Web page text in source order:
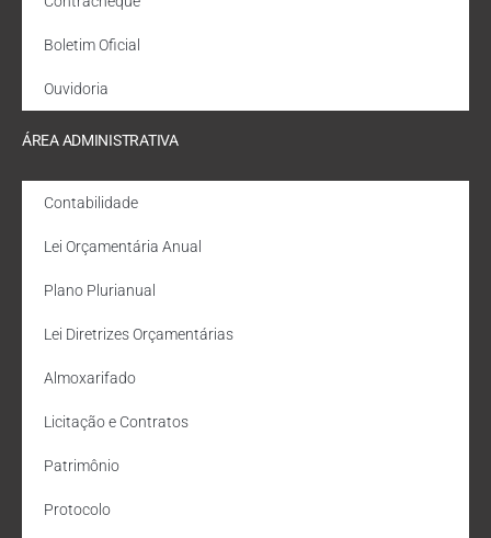
Boletim Oficial
Ouvidoria
ÁREA ADMINISTRATIVA
Contabilidade
Lei Orçamentária Anual
Plano Plurianual
Lei Diretrizes Orçamentárias
Almoxarifado
Licitação e Contratos
Patrimônio
Protocolo